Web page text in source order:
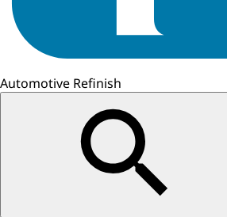
Automotive Refinish